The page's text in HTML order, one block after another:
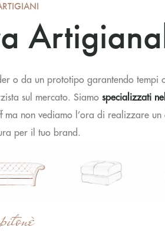
o da un prototipo garantendo tempi
sul mercato. Siamo specializzati
non vediamo l’ora di realizzare un
per il tuo brand.